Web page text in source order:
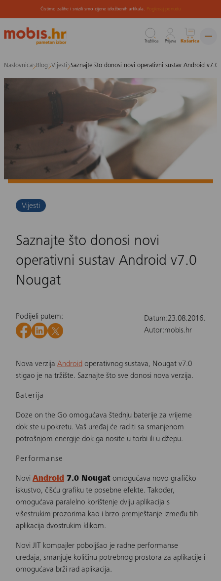
na
sadržaj
Čistimo zalihe i snizili smo cijene izložbenih artikala. Pogledaj ponudu
Tražilica Prijava Košarica
Naslovnica Blog Vijesti Saznajte što donosi novi operativni sustav Android v7.0
Vijesti
Saznajte što donosi novi
operativni sustav Android v7.0
Nougat
Podijeli putem: Datum:23.08.2016.
Autor:mobis.hr
Nova verzija Android operativnog sustava, Nougat v7.0
stigao je na tržište. Saznajte što sve donosi nova verzija.
Baterija
Doze on the Go omogućava štednju baterije za vrijeme
dok ste u pokretu. Vaš uređaj će raditi sa smanjenom
potrošnjom energije dok ga nosite u torbi ili u džepu.
Performanse
Novi Android 7.0 Nougat omogućava novo grafičko
iskustvo, čišću grafiku te posebne efekte. Također,
omogućava paralelno korištenje dviju aplikacija s
višestrukim prozorima kao i brzo premještanje između tih
aplikacija dvostrukim klikom.
Novi JIT kompajler poboljšao je radne performanse
uređaja, smanjuje količinu potrebnog prostora za aplikacije i
omogućava brži rad aplikacija.